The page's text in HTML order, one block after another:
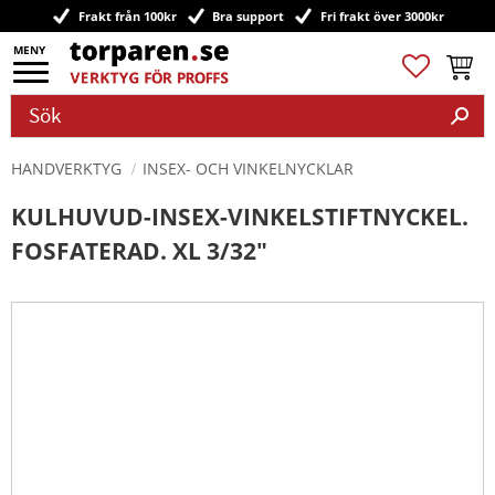
Meny
Frakt från 100kr Bra support Fri frakt över 3000kr
Favoriter
HANDVERKTYG INSEX- OCH VINKELNYCKLAR
KULHUVUD-INSEX-VINKELSTIFTNYCKEL.
FOSFATERAD. XL 3/32"